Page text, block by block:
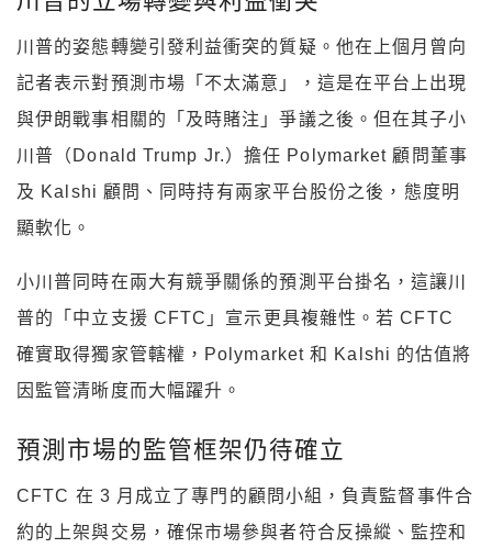
川普的姿態轉變引發利益衝突的質疑。他在上個月曾向
記者表示對預測市場「不太滿意」，這是在平台上出現
與伊朗戰事相關的「及時賭注」爭議之後。但在其子小
川普（Donald Trump Jr.）擔任 Polymarket 顧問董事
及 Kalshi 顧問、同時持有兩家平台股份之後，態度明
顯軟化。
小川普同時在兩大有競爭關係的預測平台掛名，這讓川
普的「中立支援 CFTC」宣示更具複雜性。若 CFTC
確實取得獨家管轄權，Polymarket 和 Kalshi 的估值將
因監管清晰度而大幅躍升。
預測市場的監管框架仍待確立
CFTC 在 3 月成立了專門的顧問小組，負責監督事件合
約的上架與交易，確保市場參與者符合反操縱、監控和